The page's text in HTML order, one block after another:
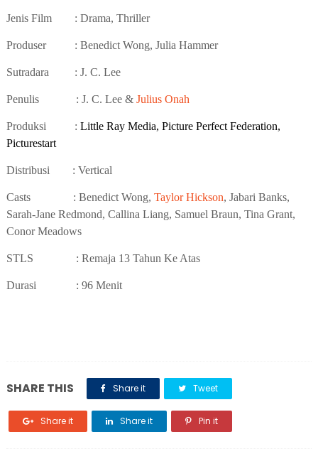
Jenis Film : Drama, Thriller
Produser : Benedict Wong, Julia Hammer
Sutradara : J. C. Lee
Penulis : J. C. Lee & Julius Onah
Produksi : Little Ray Media, Picture Perfect Federation,
Picturestart
Distribusi : Vertical
Casts : Benedict Wong, Taylor Hickson, Jabari Banks,
Sarah-Jane Redmond, Callina Liang, Samuel Braun, Tina Grant,
Conor Meadows
STLS : Remaja 13 Tahun Ke Atas
Durasi : 96 Menit
SHARE THIS Share it Tweet
Share it Share it Pin it